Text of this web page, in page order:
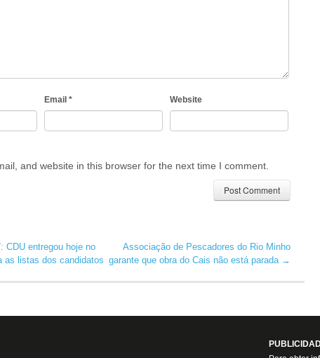
Email * Website
and website in this browser for the next time I comment.
CDU entregou hoje no
as listas dos candidatos
Associação de Pescadores do Rio Minho
garante que obra do Cais não está parada →